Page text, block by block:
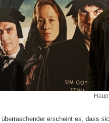
überraschender erscheint es, dass